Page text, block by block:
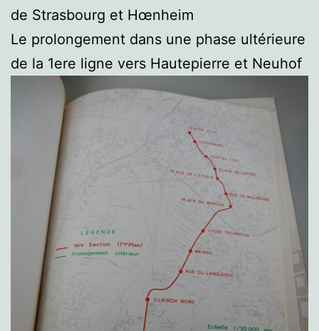
de Strasbourg et Hœnheim
Le prolongement dans une phase ultérieure
de la 1ere ligne vers Hautepierre et Neuhof